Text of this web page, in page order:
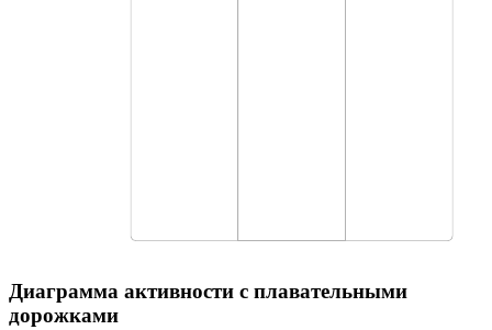
Диаграмма активности с плавательными
дорожками